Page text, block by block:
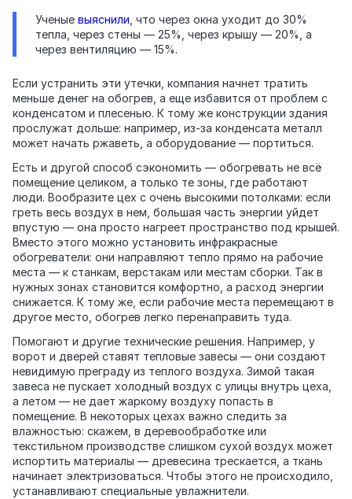
Ученые выяснили, что через окна уходит до 30%
тепла, через стены — 25%, через крышу — 20%, а
через вентиляцию — 15%.
Если устранить эти утечки, компания начнет тратить
меньше денег на обогрев, а еще избавится от проблем с
конденсатом и плесенью. К тому же конструкции здания
прослужат дольше: например, из‑за конденсата металл
может начать ржаветь, а оборудование — портиться.
Есть и другой способ сэкономить — обогревать не всё
помещение целиком, а только те зоны, где работают
люди. Вообразите цех с очень высокими потолками: если
греть весь воздух в нем, большая часть энергии уйдет
впустую — она просто нагреет пространство под крышей.
Вместо этого можно установить инфракрасные
обогреватели: они направляют тепло прямо на рабочие
места — к станкам, верстакам или местам сборки. Так в
нужных зонах становится комфортно, а расход энергии
снижается. К тому же, если рабочие места перемещают в
другое место, обогрев легко перенаправить туда.
Помогают и другие технические решения. Например, у
ворот и дверей ставят тепловые завесы — они создают
невидимую преграду из теплого воздуха. Зимой такая
завеса не пускает холодный воздух с улицы внутрь цеха,
а летом — не дает жаркому воздуху попасть в
помещение. В некоторых цехах важно следить за
влажностью: скажем, в деревообработке или
текстильном производстве слишком сухой воздух может
испортить материалы — древесина трескается, а ткань
начинает электризоваться. Чтобы этого не происходило,
устанавливают специальные увлажнители.